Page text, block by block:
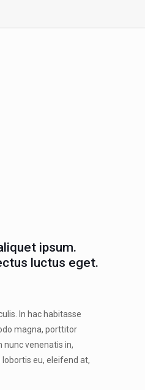
ipsum.
luctus eget.
In hac habitasse
magna, porttitor
nunc venenatis in,
eu, eleifend at,